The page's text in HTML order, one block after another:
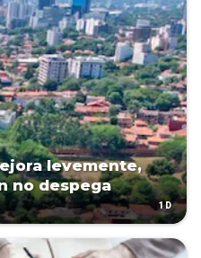
levemente,
no despega
1D